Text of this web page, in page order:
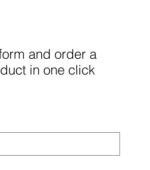
and order a
in one click